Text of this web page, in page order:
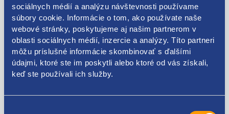
sociálnych médií a analýzu návštevnosti používame
súbory cookie. Informácie o tom, ako používate naše
webové stránky, poskytujeme aj našim partnerom v
oblasti sociálnych médií, inzercie a analýzy. Títo partneri
môžu príslušné informácie skombinovať s ďalšími
údajmi, ktoré ste im poskytli alebo ktoré od vás získali,
keď ste používali ich služby.
Kódy produktov
1K0951253A
Použiteľné pre vozidlá